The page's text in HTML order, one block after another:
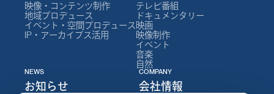
映像・コンテンツ制作
地域プロデュース
イベント・空間プロデュース
IP・アーカイブス活用
テレビ番組
ドキュメンタリー
映画
映像制作
イベント
音楽
自然
NEWS
お知らせ
COMPANY
会社情報